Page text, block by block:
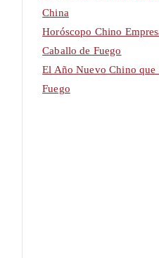
China
Horóscopo Chino
Caballo de Fuego
El Año Nuevo Chino que
Fuego